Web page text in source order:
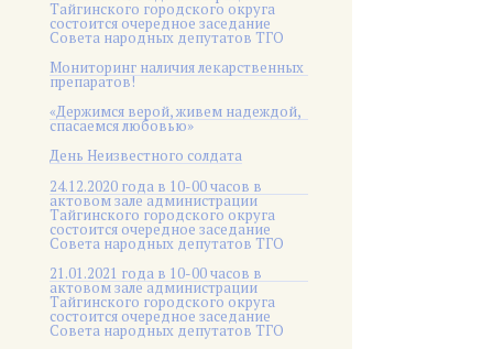
Тайгинского городского округа
состоится очередное заседание
Совета народных депутатов ТГО
Мониторинг наличия лекарственных
препаратов!
«Держимся верой, живем надеждой,
спасаемся любовью»
День Неизвестного солдата
24.12.2020 года в 10-00 часов в
актовом зале администрации
Тайгинского городского округа
состоится очередное заседание
Совета народных депутатов ТГО
21.01.2021 года в 10-00 часов в
актовом зале администрации
Тайгинского городского округа
состоится очередное заседание
Совета народных депутатов ТГО